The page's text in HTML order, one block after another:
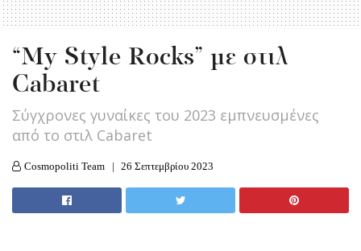
“My Style Rocks” με στιλ
Cabaret
Σύγχρονες γυναίκες του 2023 εμπνευσμένες
από το στιλ Cabaret
Cosmopoliti Team 26 Σεπτεμβρίου 2023